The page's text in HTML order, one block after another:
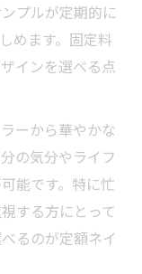
プルが定期的に
めます。固定料
インを選べる点
ーから華やかな
の気分やライフ
能です。特に忙
する方にとって
るのが定額ネイ